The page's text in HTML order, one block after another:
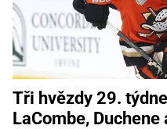
Tři hvězdy 29.
LaCombe, Duchene